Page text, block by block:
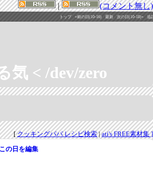
| (コメント無し)
トップ «前の日(10-16) 最新 次の日(10-18)» 追
気 < /dev/zero
[クッキングパパ レシピ検索|ati's FREE素材集 ]
この日を編集